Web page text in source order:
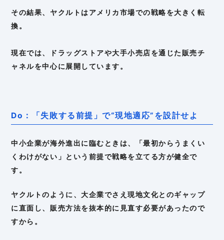
その結果、ヤクルトはアメリカ市場での戦略を大きく転
換。
現在では、ドラッグストアや大手小売店を通じた販売チ
ャネルを中心に展開しています。
Do：「失敗する前提」で“現地適応”を設計せよ
中小企業が海外進出に臨むときは、「最初からうまくい
くわけがない」という前提で戦略を立てる方が健全で
す。
ヤクルトのように、大企業でさえ現地文化とのギャップ
に直面し、販売方法を抜本的に見直す必要があったので
すから。